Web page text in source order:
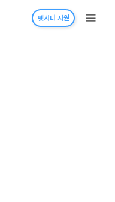
펫시터 지원